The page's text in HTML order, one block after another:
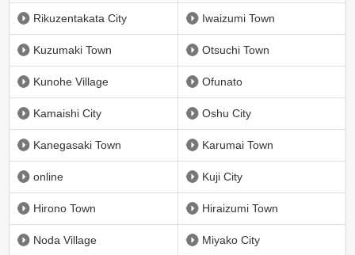
Rikuzentakata City Iwaizumi Town
Kuzumaki Town Otsuchi Town
Kunohe Village Ofunato
Kamaishi City Oshu City
Kanegasaki Town Karumai Town
online Kuji City
Hirono Town Hiraizumi Town
Noda Village Miyako City